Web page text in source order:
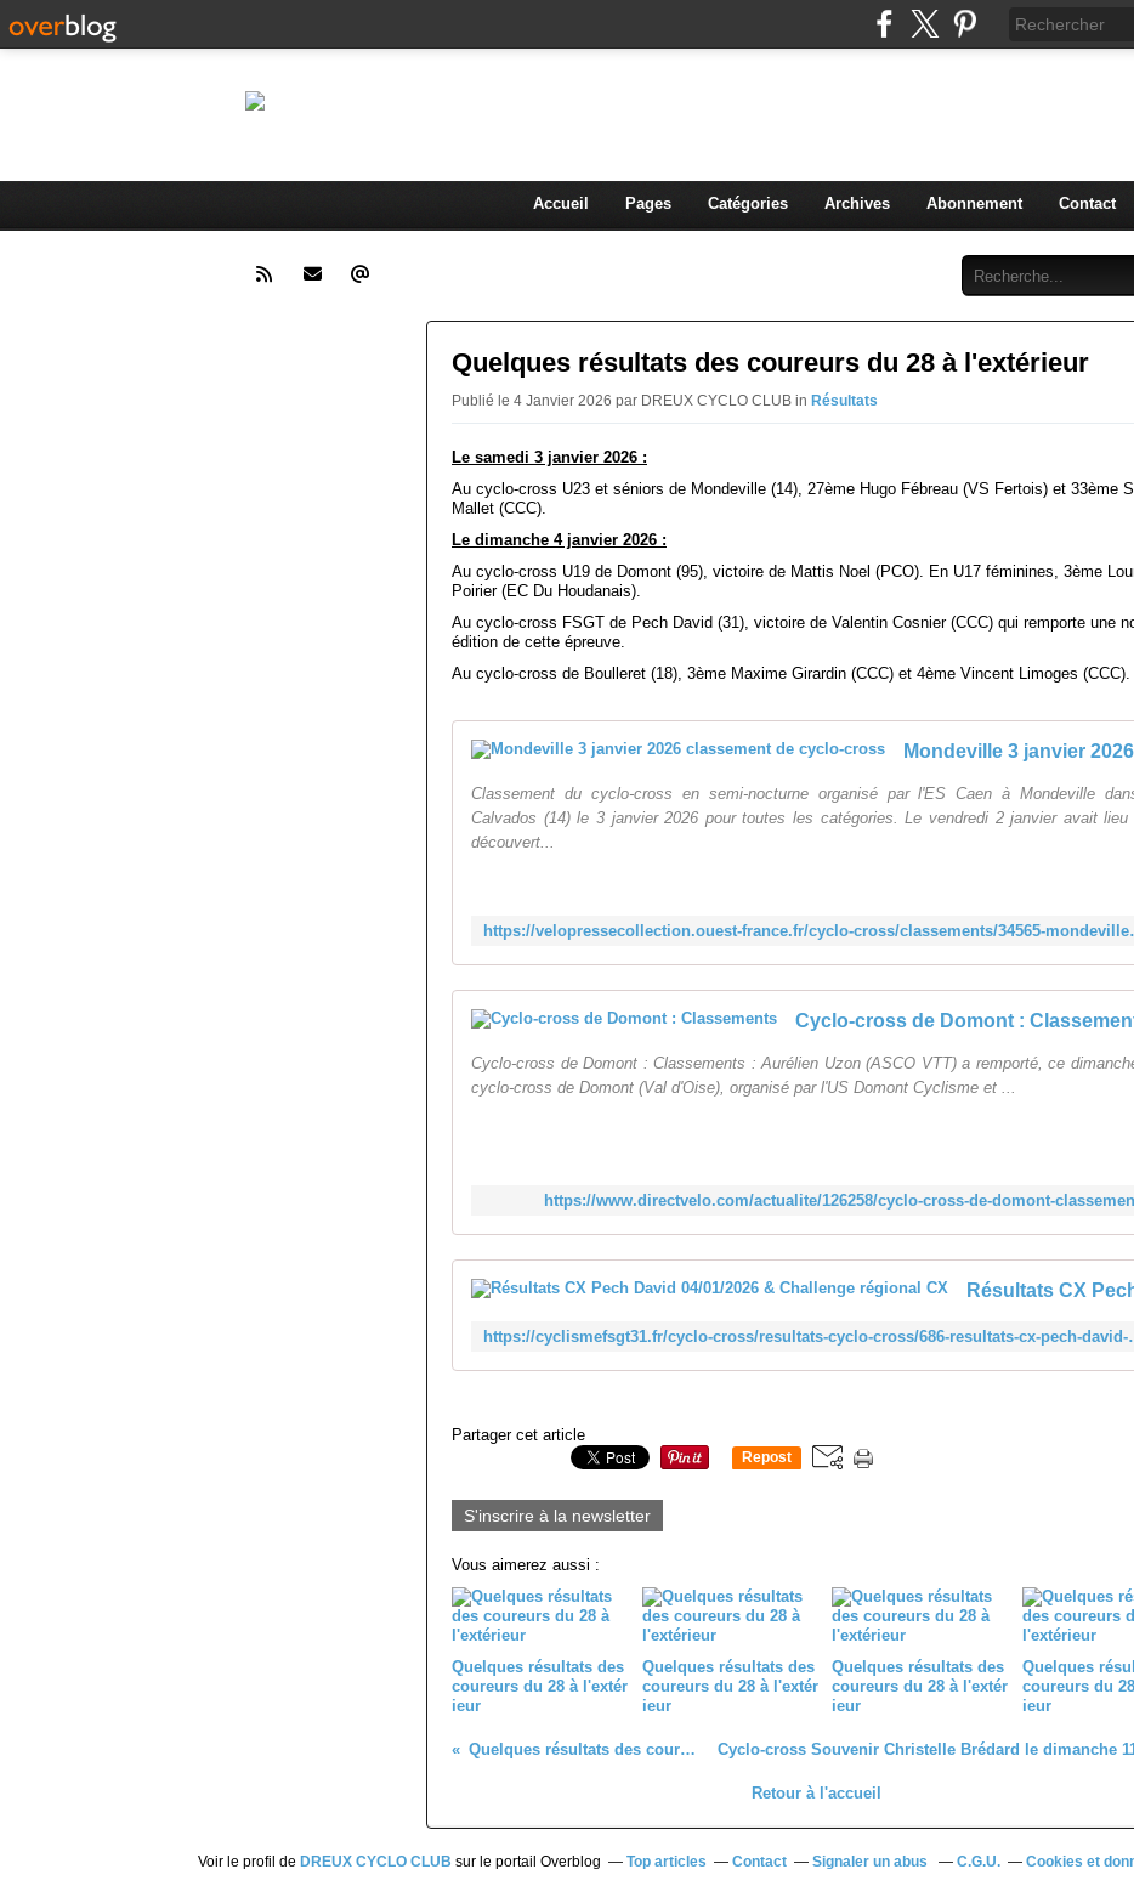
Accueil Pages Catégories Archives Abonnement Contact
Quelques résultats des coureurs du 28 à l'extérieur
Publié le 4 Janvier 2026 par DREUX CYCLO CLUB in Résultats
Le samedi 3 janvier 2026 :
Au cyclo-cross U23 et séniors de Mondeville (14), 27ème Hugo Fébreau (VS Fertois) et 33ème
Mallet (CCC).
Le dimanche 4 janvier 2026 :
Au cyclo-cross U19 de Domont (95), victoire de Mattis Noel (PCO). En U17 féminines, 3ème
Poirier (EC Du Houdanais).
Au cyclo-cross FSGT de Pech David (31), victoire de Valentin Cosnier (CCC) qui remporte une
édition de cette épreuve.
Au cyclo-cross de Boulleret (18), 3ème Maxime Girardin (CCC) et 4ème Vincent Limoges (CCC).
Classement du cyclo-cross en semi-nocturne organisé par l'ES Caen à Mondeville
Calvados (14) le 3 janvier 2026 pour toutes les catégories. Le vendredi 2 janvier avait lieu
découvert...
https://
Cyclo-cross de Domont :
Cyclo-cross de Domont : Classements : Aurélien Uzon (ASCO VTT) a remporté, ce
cyclo-cross de Domont (Val d'Oise), organisé par l'US Domont Cyclisme et ...
https://www.directvelo.com/actualite/126258/cyclo-cross-de-domont-
https://cyclismefsgt31.fr/
Partager cet article
Repost
S'inscrire à la newsletter
Vous aimerez aussi :
Quelques résultats des
coureurs du 28 à l'extér
ieur
Quelques résultats des
coureurs du 28 à l'extér
ieur
Quelques résultats des
coureurs du 28 à l'extér
ieur
Quelques
coureurs du
ieur
Quelques résultats des coureurs du 28 à l'extérieur
Retour à l'accueil
Voir le profil de DREUX CYCLO CLUB sur le portail Overblog Top articles Contact Signaler un abus C.G.U. Cookies et